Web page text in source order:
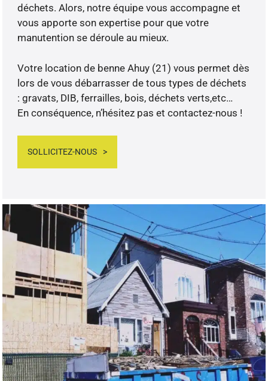
déchets. Alors, notre équipe vous accompagne et
vous apporte son expertise pour que votre
manutention se déroule au mieux.
Votre location de benne Ahuy (21) vous permet dès
lors de vous débarrasser de tous types de déchets
: gravats, DIB, ferrailles, bois, déchets verts,etc…
En conséquence, n’hésitez pas et contactez-nous !
SOLLICITEZ-NOUS